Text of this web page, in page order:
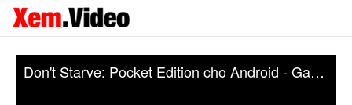
Don't Starve: Pocket Edition cho Android - Game sinh tồn siêu khó trên Android